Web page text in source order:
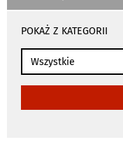
wyszukiwania
automatycznie
POKAŻ Z KATEGORII